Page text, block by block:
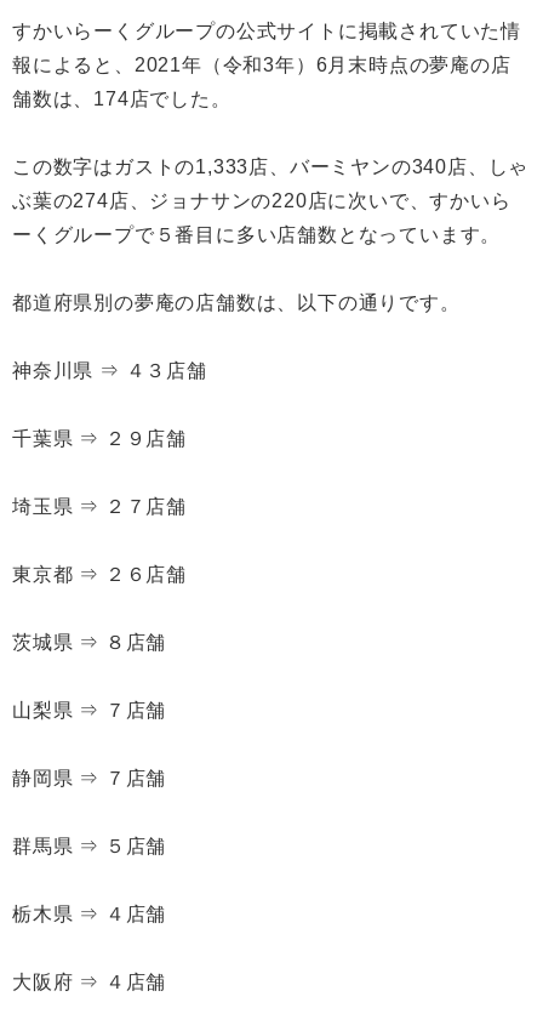
すかいらーくグループの公式サイトに掲載されていた情
報によると、2021年（令和3年）6月末時点の夢庵の店
舗数は、174店でした。
この数字はガストの1,333店、バーミヤンの340店、しゃ
ぶ葉の274店、ジョナサンの220店に次いで、すかいら
ーくグループで５番目に多い店舗数となっています。
都道府県別の夢庵の店舗数は、以下の通りです。
神奈川県 ⇒ ４３店舗
千葉県 ⇒ ２９店舗
埼玉県 ⇒ ２７店舗
東京都 ⇒ ２６店舗
茨城県 ⇒ ８店舗
山梨県 ⇒ ７店舗
静岡県 ⇒ ７店舗
群馬県 ⇒ ５店舗
栃木県 ⇒ ４店舗
大阪府 ⇒ ４店舗